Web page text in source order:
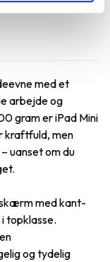
med et
arbejde og
gram er iPad Mini
kraftfuld, men
uanset om du
med kant-
topklasse.
og tydelig